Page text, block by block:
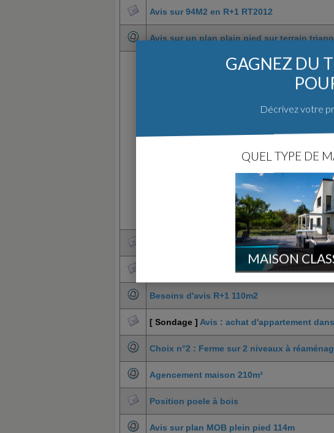
Avis sur 94M2 en R+1 RT2012
Avis sur un plan plain pied sur terrain
Appartement rdj entre 2 murs porteurs
SKETCHUP 8 PRO, aide ou tuto pour plan
Besoins d'avis R+1 110m2
[ Sondage ] Avis : achat d'appartement
Choix n°2 : Ferme sur 2 niveaux à
Agencement maison 210m²
Position poele à bois
Avis sur plan MOB plein pied 114m
GAGNEZ DU
Décrivez votre
QUEL TYPE DE
MAISON